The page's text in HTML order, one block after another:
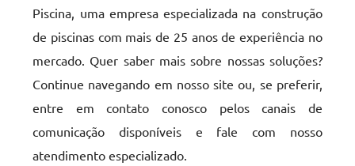
Piscina, uma empresa especializada na construção
de piscinas com mais de 25 anos de experiência no
mercado. Quer saber mais sobre nossas soluções?
Continue navegando em nosso site ou, se preferir,
entre em contato conosco pelos canais de
comunicação disponíveis e fale com nosso
atendimento especializado.